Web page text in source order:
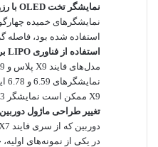
نمایشگر تخت OLED با رزولوشن 1.5K
استفاده شده بود، فاصله
استفاده از فناوری LIPO برای کاهش حاشیه‌های نمایشگر
X9 ممکن است نمایشگر 6.3 اینچی داشته باشد.
تغییر طراحی ماژول دوربین
در یکی از نمونه‌های